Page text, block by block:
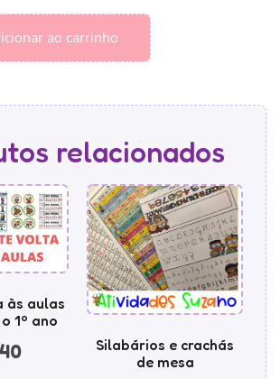
ao carrinho
relacionados
às aulas
1º ano
Silabários e crachás
de mesa